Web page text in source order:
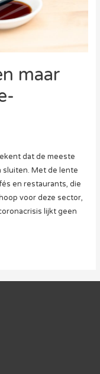
maar
dat de meeste
sluiten. Met de lente
en restaurants, die
voor deze sector,
lijkt geen